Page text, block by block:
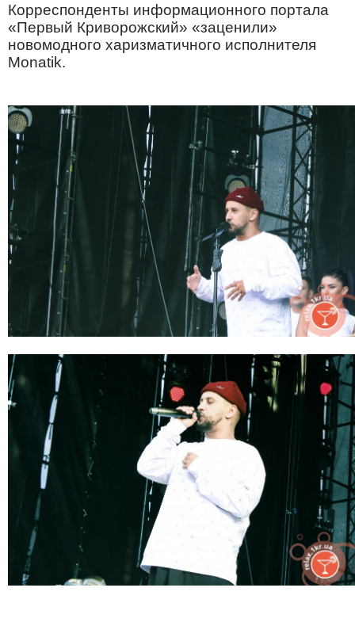
Корреспонденты информационного портала
«Первый Криворожский» «заценили»
новомодного харизматичного исполнителя
Monatik.